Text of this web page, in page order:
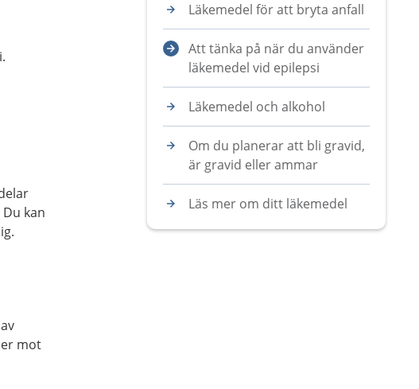
kan
mot
Läkemedel för att bryta anfall
Att tänka på när du använder
läkemedel vid epilepsi
Läkemedel och alkohol
Om du planerar att bli gravid,
är gravid eller ammar
Läs mer om ditt läkemedel